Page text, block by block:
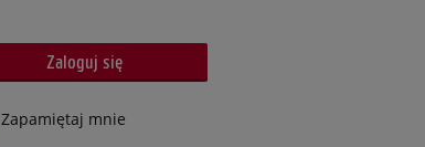
Zapamiętaj mnie